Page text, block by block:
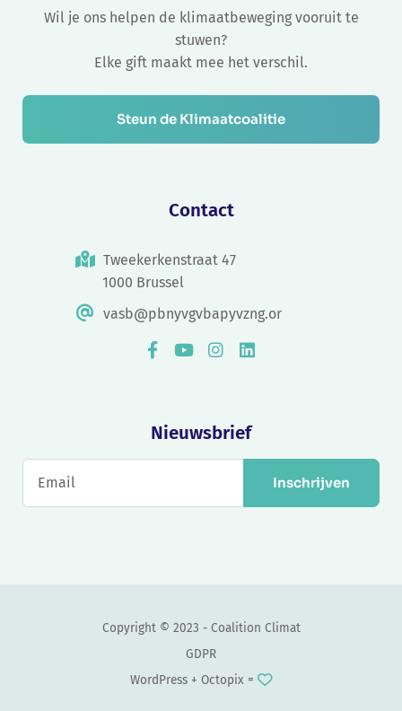
Wil je ons helpen de klimaatbeweging vooruit te
stuwen?
Elke gift maakt mee het verschil.
Steun de Klimaatcoalitie
Contact
Tweekerkenstraat 47
1000 Brussel
vasb@pbnyvgvbapyvzng.or
Nieuwsbrief
Inschrijven
Copyright © 2023 - Coalition Climat
GDPR
WordPress + Octopix =